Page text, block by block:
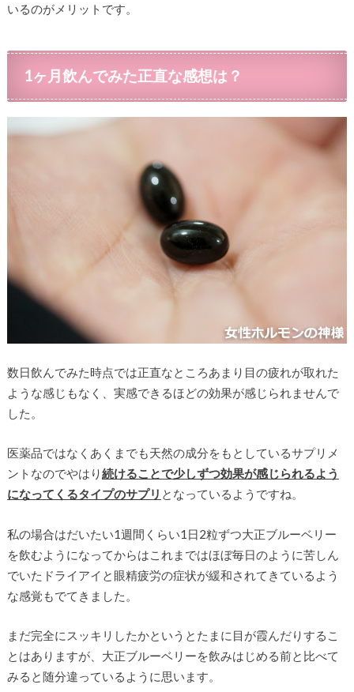
いるのがメリットです。
1ヶ月飲んでみた正直な感想は？
数日飲んでみた時点では正直なところあまり目の疲れが取れた
ような感じもなく、実感できるほどの効果が感じられませんで
した。
医薬品ではなくあくまでも天然の成分をもとしているサプリメ
ントなのでやはり続けることで少しずつ効果が感じられるよう
になってくるタイプのサプリ となっているようですね。
私の場合はだいたい1週間くらい1日2粒ずつ大正ブルーベリー
を飲むようになってからはこれまではほぼ毎日のように苦しん
でいたドライアイと眼精疲労の症状が緩和されてきているよう
な感覚もでてきました。
まだ完全にスッキリしたかというとたまに目が霞んだりするこ
とはありますが、大正ブルーベリーを飲みはじめる前と比べて
みると随分違っているように思います。